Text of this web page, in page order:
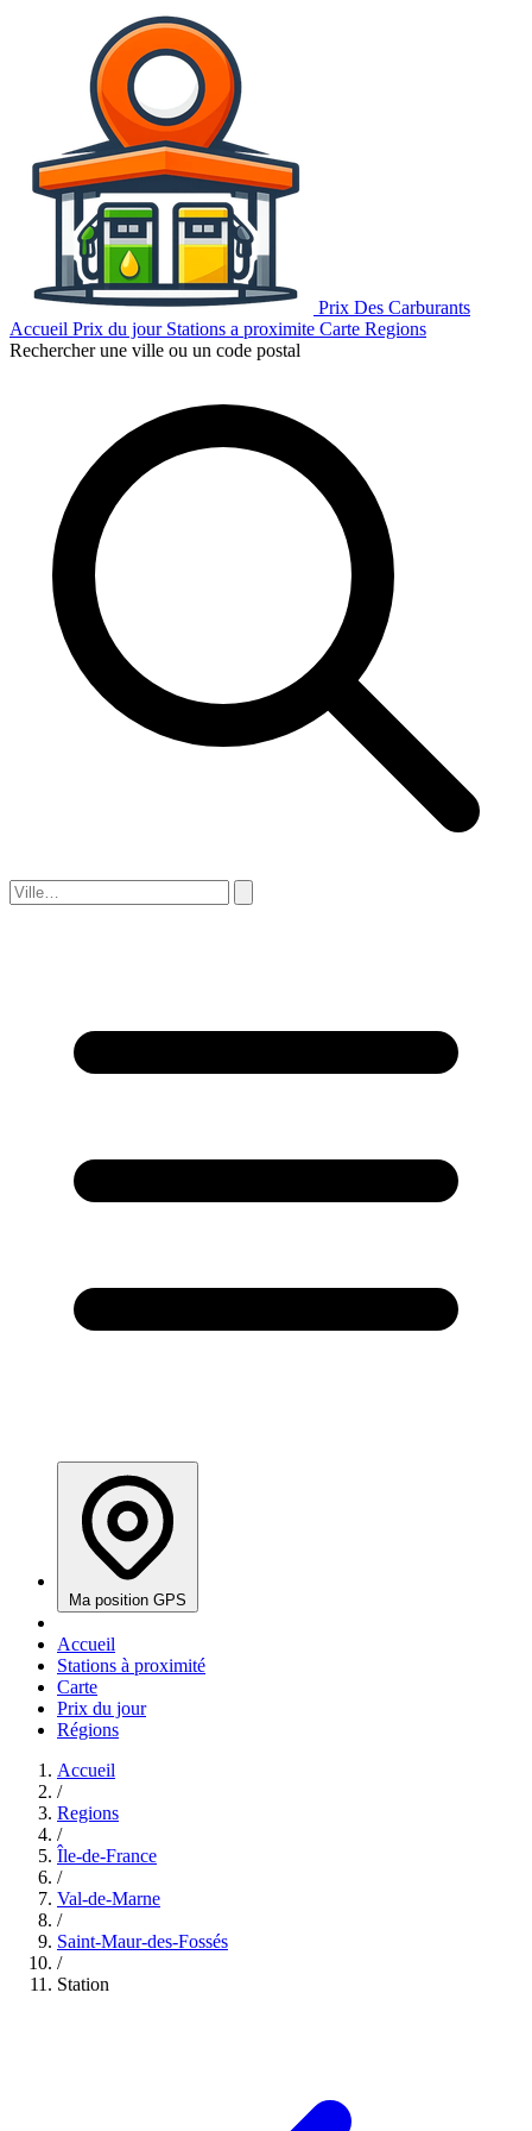
Prix Des Carburants
Accueil Prix du jour Stations a proximite Carte Regions
Rechercher une ville ou un code postal
Ma position GPS
Accueil
Stations à proximité
Carte
Prix du jour
Régions
Accueil
/
Regions
/
Île-de-France
/
Val-de-Marne
/
Saint-Maur-des-Fossés
/
Station